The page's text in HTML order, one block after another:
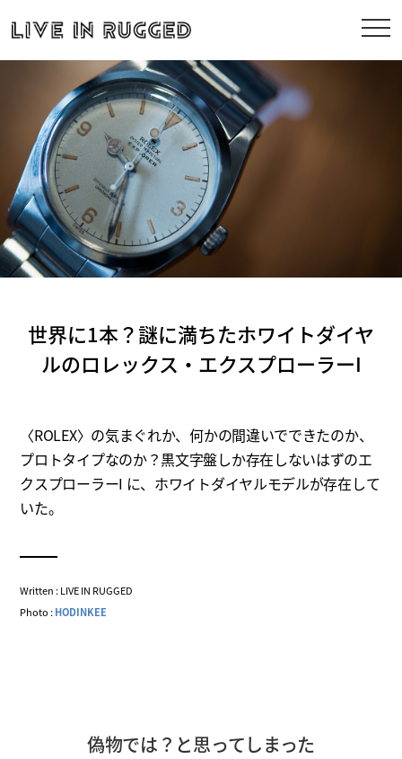
世界に1本？謎に満ちたホワイトダイヤ
ルのロレックス・エクスプローラーI
〈ROLEX〉の気まぐれか、何かの間違いでできたのか、
プロトタイプなのか？黒文字盤しか存在しないはずのエ
クスプローラーI に、ホワイトダイヤルモデルが存在して
いた。
Written : LIVE IN RUGGED
Photo :HODINKEE
偽物では？と思ってしまった